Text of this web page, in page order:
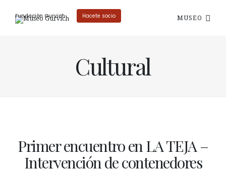
Fundación Gurvich Hacete socio MUSEO
Cultural
Primer encuentro en LA TEJA –
Intervención de contenedores